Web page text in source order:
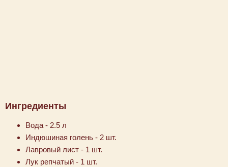
Ингредиенты
Вода - 2.5 л
Индюшиная голень - 2 шт.
Лавровый лист - 1 шт.
Лук репчатый - 1 шт.